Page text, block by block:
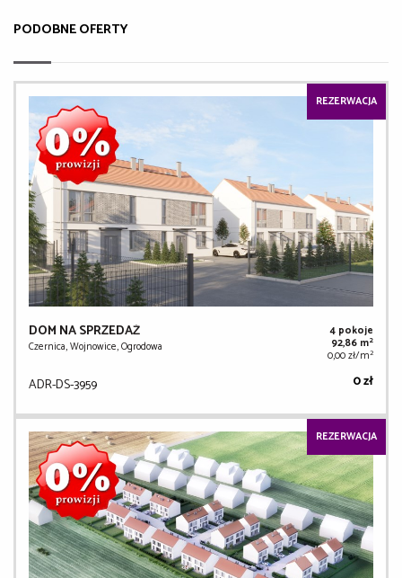
PODOBNE OFERTY
REZERWACJA
DOM NA SPRZEDAŻ
Czernica, Wojnowice, Ogrodowa
4 pokoje
92,86 m2
0,00 zł/m2
ADR-DS-3959 0 zł
REZERWACJA